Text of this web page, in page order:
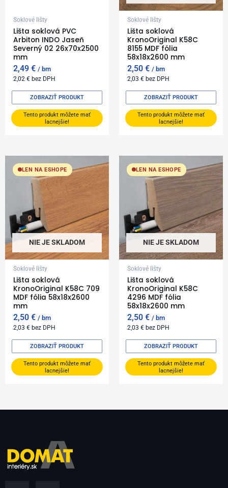
Soklové lišty
Lišta soklová PVC
Arbiton INDO Jaseň
Severný 02 26x70x2500
mm
2,49€ bm
2,02€ bez DPH
Tento produkt môžete mať
lacnejšie!
ZOBRAZIŤ PRODUKT
Soklové lišty
Lišta soklová
KronoOriginal K58C
8155 MDF fólia
58x18x2600 mm
2,50€ bm
2,03€ bez DPH
Tento produkt môžete mať
lacnejšie!
ZOBRAZIŤ PRODUKT
LEN NA ESHOPE
NIE JE SKLADOM
Soklové lišty
Lišta soklová
KronoOriginal K58C 709
MDF fólia 58x18x2600
mm
2,50€ bm
2,03€ bez DPH
Tento produkt môžete mať
lacnejšie!
ZOBRAZIŤ PRODUKT
LEN NA ESHOPE
NIE JE SKLADOM
Soklové lišty
Lišta soklová
KronoOriginal K58C
4296 MDF fólia
58x18x2600 mm
2,50€ bm
2,03€ bez DPH
Tento produkt môžete mať
lacnejšie!
ZOBRAZIŤ PRODUKT